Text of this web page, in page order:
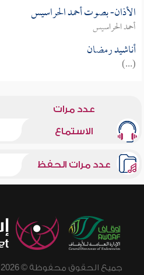
الأذان- بصوت أحمد الحراسيس
أحمد الحراسيس
أناشيد رمضان
(...)
عدد مرات
الاستماع
عدد مرات الحفظ
جميع الحقوق محفوظة © 2026 - 1998 لشبكة إسلام ويب